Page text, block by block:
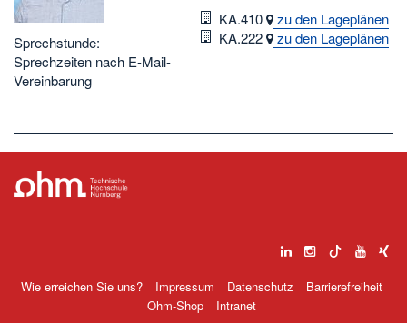
Sprechstunde:
Sprechzeiten nach E-Mail-
Vereinbarung
Raum
KA.410 zu den Lageplänen
Raum
KA.222 zu den Lageplänen
Wie erreichen Sie uns? Impressum Datenschutz
Barrierefreiheit
Ohm-Shop
Intranet